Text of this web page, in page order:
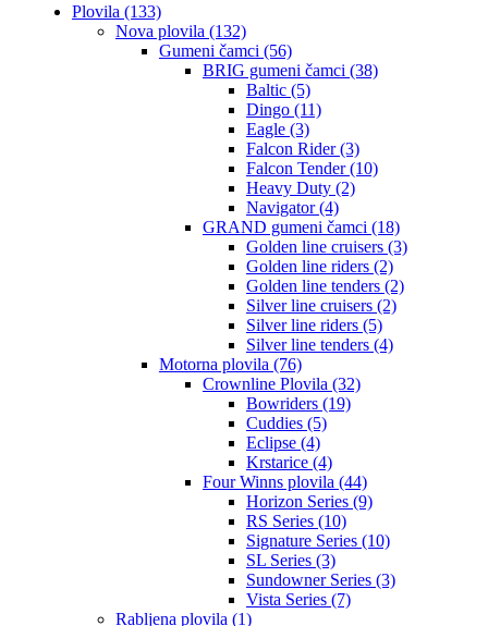
Plovila (133)
Nova plovila (132)
Gumeni čamci (56)
BRIG gumeni čamci (38)
Baltic (5)
Dingo (11)
Eagle (3)
Falcon Rider (3)
Falcon Tender (10)
Heavy Duty (2)
Navigator (4)
GRAND gumeni čamci (18)
Golden line cruisers (3)
Golden line riders (2)
Golden line tenders (2)
Silver line cruisers (2)
Silver line riders (5)
Silver line tenders (4)
Motorna plovila (76)
Crownline Plovila (32)
Bowriders (19)
Cuddies (5)
Eclipse (4)
Krstarice (4)
Four Winns plovila (44)
Horizon Series (9)
RS Series (10)
Signature Series (10)
SL Series (3)
Sundowner Series (3)
Vista Series (7)
Rabljena plovila (1)